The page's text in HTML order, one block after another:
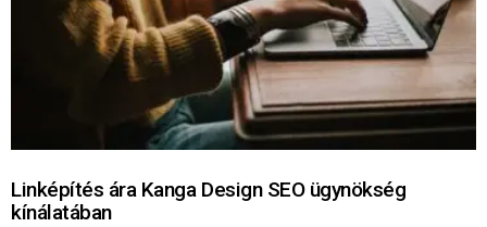
Linképítés ára Kanga Design SEO ügynökség
kínálatában